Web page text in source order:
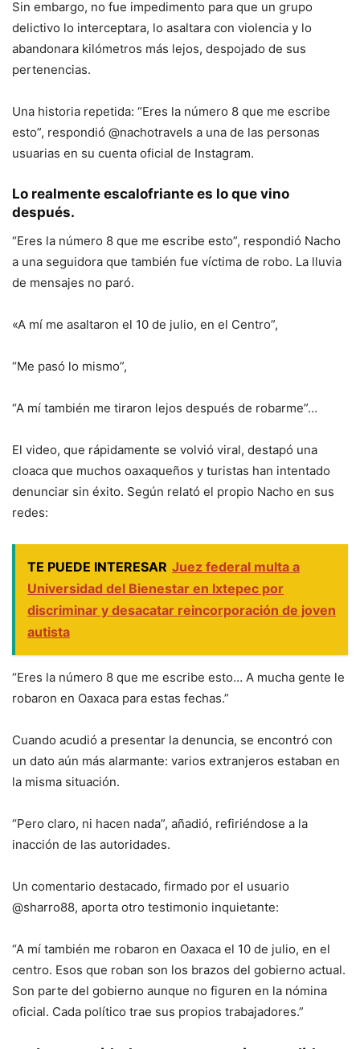
Sin embargo, no fue impedimento para que un grupo
delictivo lo interceptara, lo asaltara con violencia y lo
abandonara kilómetros más lejos, despojado de sus
pertenencias.
Una historia repetida: “Eres la número 8 que me escribe
esto”, respondió @nachotravels a una de las personas
usuarias en su cuenta oficial de Instagram.
Lo realmente escalofriante es lo que vino
después.
“Eres la número 8 que me escribe esto”, respondió Nacho
a una seguidora que también fue víctima de robo. La lluvia
de mensajes no paró.
«A mí me asaltaron el 10 de julio, en el Centro”,
“Me pasó lo mismo”,
“A mí también me tiraron lejos después de robarme”…
El video, que rápidamente se volvió viral, destapó una
cloaca que muchos oaxaqueños y turistas han intentado
denunciar sin éxito. Según relató el propio Nacho en sus
redes:
TE PUEDE INTERESAR Juez federal multa a
Universidad del Bienestar en Ixtepec por
discriminar y desacatar reincorporación de joven
autista
“Eres la número 8 que me escribe esto… A mucha gente le
robaron en Oaxaca para estas fechas.”
Cuando acudió a presentar la denuncia, se encontró con
un dato aún más alarmante: varios extranjeros estaban en
la misma situación.
“Pero claro, ni hacen nada”, añadió, refiriéndose a la
inacción de las autoridades.
Un comentario destacado, firmado por el usuario
@sharro88, aporta otro testimonio inquietante:
“A mí también me robaron en Oaxaca el 10 de julio, en el
centro. Esos que roban son los brazos del gobierno actual.
Son parte del gobierno aunque no figuren en la nómina
oficial. Cada político trae sus propios trabajadores.”